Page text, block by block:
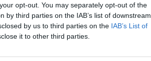
opt-out. You may separately opt-out of the
third parties on the IAB’s list of downstream
by us to third parties on the IAB’s List of
it to other third parties.